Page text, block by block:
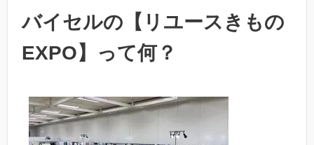
バイセルの【リユースきもの
EXPO】って何？